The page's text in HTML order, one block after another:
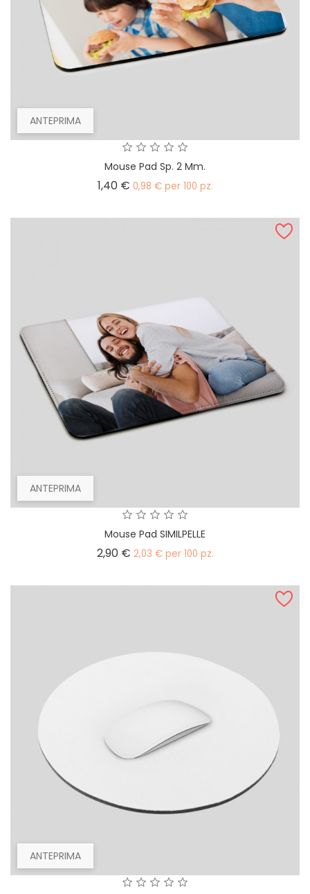
ANTEPRIMA
Mouse Pad Sp. 2 Mm.
1,40 € Prezzo
0,98 € per 100 pz.
ANTEPRIMA
Mouse Pad SIMILPELLE
2,90 € Prezzo
2,03 € per 100 pz.
ANTEPRIMA